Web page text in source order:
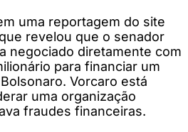
uma reportagem do site
revelou que o senador
negociado diretamente com
para financiar um
Vorcaro está
uma organização
fraudes financeiras.